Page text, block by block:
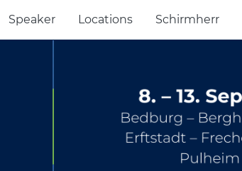
Speaker Locations Schirmherr